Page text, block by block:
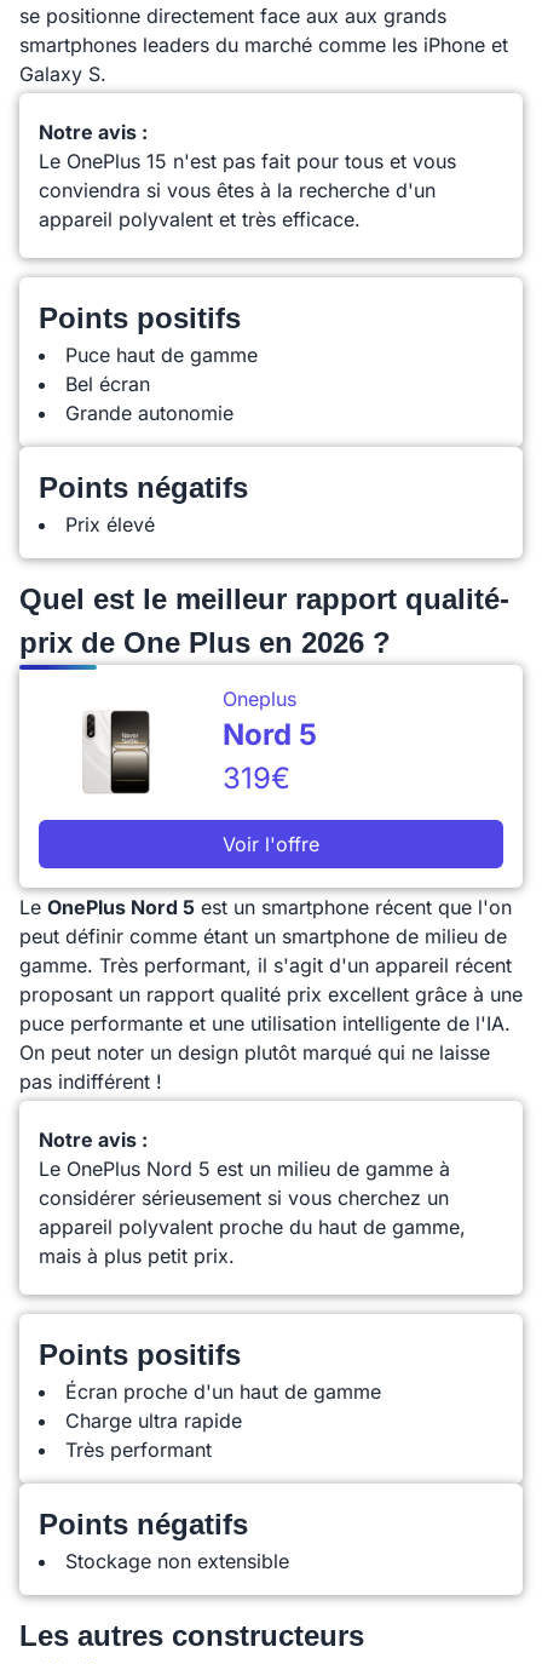
se positionne directement face aux aux grands
smartphones leaders du marché comme les iPhone et
Galaxy S.
Notre avis :
Le OnePlus 15 n'est pas fait pour tous et vous
conviendra si vous êtes à la recherche d'un
appareil polyvalent et très efficace.
Points positifs
Puce haut de gamme
Bel écran
Grande autonomie
Points négatifs
Prix élevé
Quel est le meilleur rapport qualité-
prix de One Plus en 2026 ?
Oneplus
Nord 5
319€
Voir l'offre
Le OnePlus Nord 5 est un smartphone récent que l'on
peut définir comme étant un smartphone de milieu de
gamme. Très performant, il s'agit d'un appareil récent
proposant un rapport qualité prix excellent grâce à une
puce performante et une utilisation intelligente de l'IA.
On peut noter un design plutôt marqué qui ne laisse
pas indifférent !
Notre avis :
Le OnePlus Nord 5 est un milieu de gamme à
considérer sérieusement si vous cherchez un
appareil polyvalent proche du haut de gamme,
mais à plus petit prix.
Points positifs
Écran proche d'un haut de gamme
Charge ultra rapide
Très performant
Points négatifs
Stockage non extensible
Les autres constructeurs